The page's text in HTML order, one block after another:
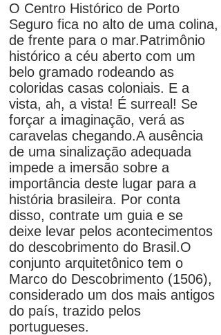
O Centro Histórico de Porto
Seguro fica no alto de uma colina,
de frente para o mar.Patrimônio
histórico a céu aberto com um
belo gramado rodeando as
coloridas casas coloniais. E a
vista, ah, a vista! É surreal! Se
forçar a imaginação, verá as
caravelas chegando.A ausência
de uma sinalização adequada
impede a imersão sobre a
importância deste lugar para a
história brasileira. Por conta
disso, contrate um guia e se
deixe levar pelos acontecimentos
do descobrimento do Brasil.O
conjunto arquitetônico tem o
Marco do Descobrimento (1506),
considerado um dos mais antigos
do país, trazido pelos
portugueses.